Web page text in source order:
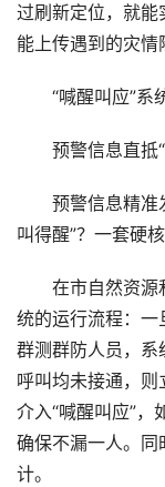
过刷新定位，就
能上传遇到的灾情
“喊醒叫应”系
预警信息直抵
预警信息精准
叫得醒”？一套硬
在市自然资源
统的运行流程：一
群测群防人员，系
呼叫均未接通，
介入“喊醒叫应”，
确保不漏一人。
计。